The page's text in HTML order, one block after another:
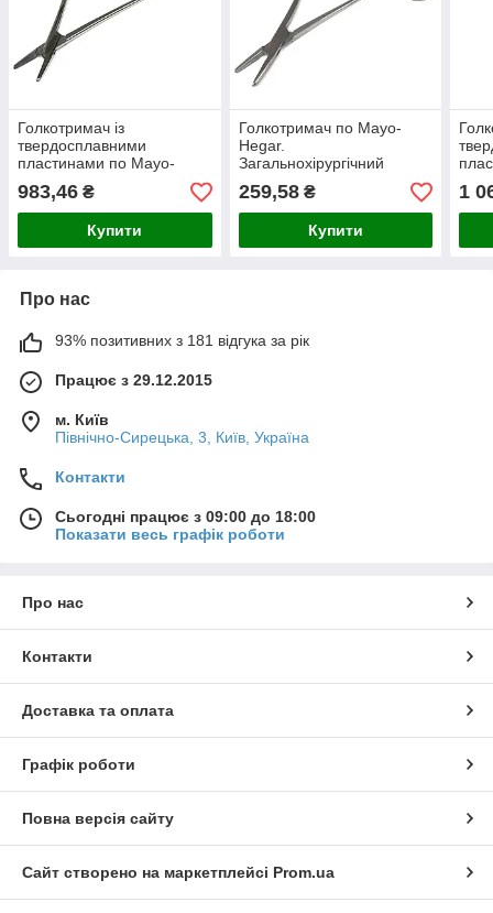
Голкотримач із
твердосплавними
пластинами по Mayo-
Hegar. Довжина 20 см,
Surgiwelomed
983,46 ₴
Купити
Голкотримач по Mayo-
Hegar.
Загальнохірургічний
голкотримач, довжина 16
см, Surgiwelomed
259,58₴
Купити
1
Про нас
93% позитивних з 181 відгука за рік
Працює з 29.12.2015
м. Київ
Північно-Сирецька, 3, Київ, Україна
Контакти
Сьогодні працює з 09:00 до 18:00
Показати весь графік роботи
Про нас
Контакти
Доставка та оплата
Графік роботи
Повна версія сайту
Сайт створено на маркетплейсі Prom.ua